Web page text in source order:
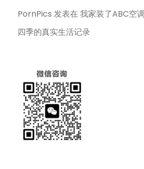
PornPics 发表在我家装了ABC空
四季的真实生活记录